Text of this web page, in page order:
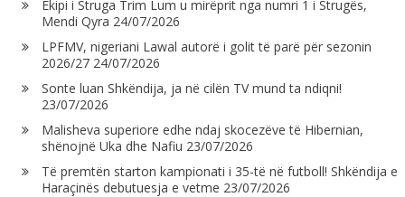
Ekipi i Struga Trim Lum u mirëprit nga numri 1 i Strugës,
Mendi Qyra 24/07/2026
LPFMV, nigeriani Lawal autorë i golit të parë për sezonin
2026/27 24/07/2026
Sonte luan Shkëndija, ja në cilën TV mund ta ndiqni!
23/07/2026
Malisheva superiore edhe ndaj skocezëve të Hibernian,
shënojnë Uka dhe Nafiu 23/07/2026
Të premtën starton kampionati i 35-të në futboll! Shkëndija e
Haraçinës debutuesja e vetme 23/07/2026